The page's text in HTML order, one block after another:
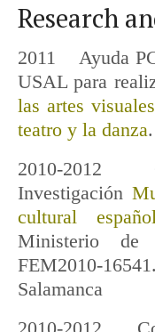
Research
2011 Ayuda
USAL para
las artes
teatro y la danza.
2010-2012
Investigación
cultural
Ministerio de
FEM2010-
Salamanca